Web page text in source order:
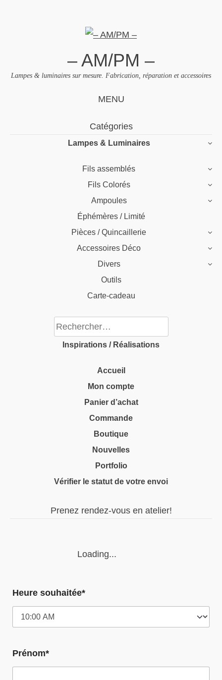
– AM/PM –
Lampes & luminaires sur mesure. Fabrication, réparation et accessoires
MENU
Catégories
Lampes & Luminaires
Fils assemblés
Fils Colorés
Ampoules
Éphémères / Limité
Pièces / Quincaillerie
Accessoires Déco
Divers
Outils
Carte-cadeau
Rechercher :
Inspirations / Réalisations
Accueil
Mon compte
Panier d’achat
Commande
Boutique
Nouvelles
Portfolio
Vérifier le statut de votre envoi
Prenez rendez-vous en atelier!
Loading...
Heure souhaitée*
Prénom*